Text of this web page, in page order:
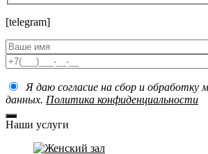
[telegram]
Я даю согласие на сбор и обработку
данных. Политика конфиденциальности
Наши услуги